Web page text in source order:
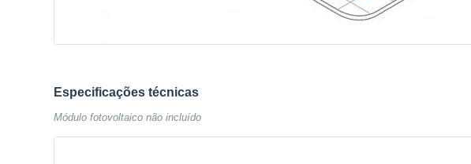
Especificações técnicas
Módulo fotovoltaico não incluído